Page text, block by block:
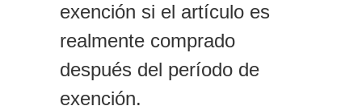
exención si el artículo es
realmente comprado
después del período de
exención.